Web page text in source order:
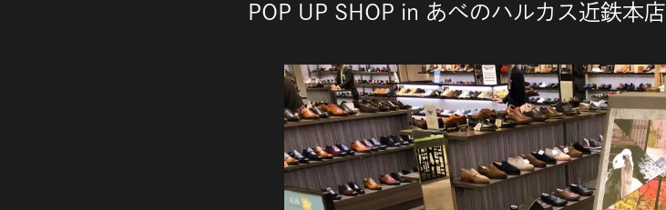
POP UP SHOP in あべのハルカス近鉄本店